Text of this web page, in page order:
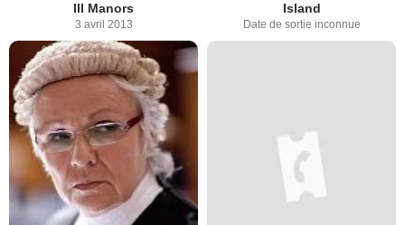
Ill Manors
3 avril 2013
Island
Date de sortie inconnue